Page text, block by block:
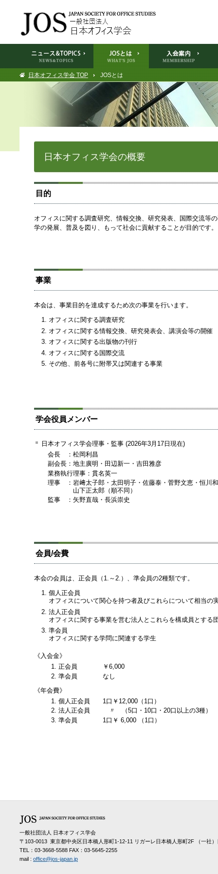
日本オフィス学会 TOP JOSとは
日本オフィス学会の概要
目的
オフィスに関する調査研究、情報交換、研究発表、国際交流等
学の発展、普及を図り、もって社会に貢献することが目的です。
事業
本会は、事業目的を達成するため次の事業を行います。
オフィスに関する調査研究
オフィスに関する情報交換、研究発表会、講演会等の開催
オフィスに関する出版物の刊行
オフィスに関する国際交流
その他、前各号に附帯又は関連する事業
学会役員メンバー
日本オフィス学会理事・監事 (2026年3月17日現在)
会長
： 松岡利昌
副会長：地主廣明・田辺新一・吉田雅彦
業務執行理事：貫名英一
理事
： 岩﨑太子郎・太田明子・佐藤泰・菅野文恵・恒川
山下正太郎（順不同）
監事
： 矢野直哉・長浜崇史
会員/会費
本会の会員は、正会員（1.～2.）、準会員の2種類です。
個人正会員
オフィスについて関心を持つ者及びこれらについて相当の
法人正会員
オフィスに関する事業を営む法人とこれらを構成員とする
準会員
オフィスに関する学問に関連する学生
《入会金》
正会員
￥6,000
準会員
なし
《年会費》
個人正会員
1口￥12,000（1口）
法人正会員
〃
（5口・10口・20口以上の3種）
準会員
1口￥ 6,000 （1口）
一般社団法人 日本オフィス学会
〒103-0013 東京都中央区日本橋人形町1-12-11 リガーレ日本橋人形町2F （一社
TEL：03-3668-5588 FAX：03-5645-2255
mail : office@jos-japan.jp